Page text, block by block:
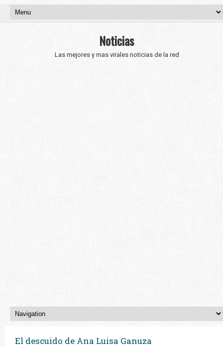
Noticias
Las mejores y mas virales noticias de la red
El descuido de Ana Luisa Ganuza